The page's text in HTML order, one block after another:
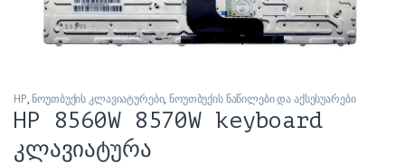
HP,ნოუთბუქის კლავიატურები,ნოუთბუქის ნაწილები და აქსესუარები
HP 8560W 8570W keyboard
კლავიატურა